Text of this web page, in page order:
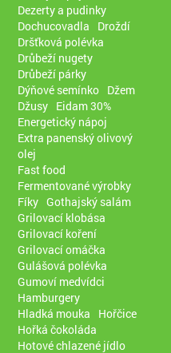
Dezerty a pudinky
Dochucovadla
Droždí
Dršťková polévka
Drůbeží nugety
Drůbeží párky
Dýňové semínko Džem
Džusy Eidam 30%
Energetický nápoj
Extra panenský olivový
olej
Fast food
Fermentované výrobky
Fíky Gothajský salám
Grilovací klobása
Grilovací koření
Grilovací omáčka
Gulášová polévka
Gumoví medvídci
Hamburgery
Hladká mouka
Hořčice
Hořká čokoláda
Hotové chlazené jídlo